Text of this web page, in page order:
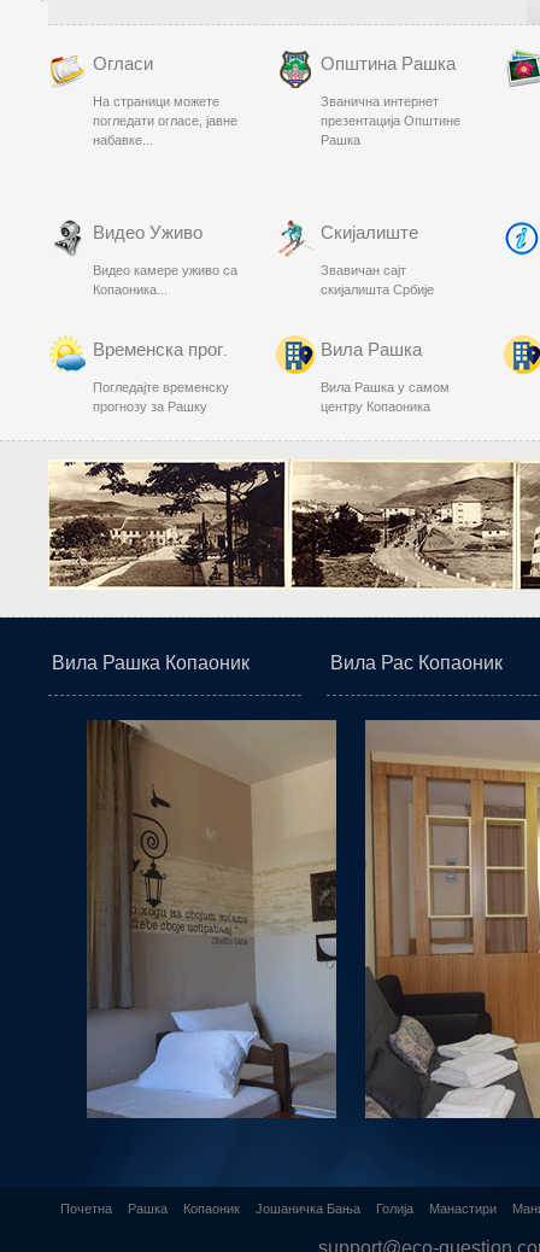
Огласи
На страници можете
погледати огласе, јавне
набавке...
Општина Рашка
Званична интернет
презентација Општине
Рашка
Видео Уживо
Видео камере уживо са
Копаоника...
Скијалиште
Звавичан сајт
скијалишта Србије
Временска прог.
Погледајте временску
прогнозу за Рашку
Вила Рашка
Вила Рашка у самом
центру Копаоника
Вила Рашка Копаоник Вила Рас Копаоник
Почетна Рашка Копаоник Јошаничка Бања Голија Манастири
support@eco-